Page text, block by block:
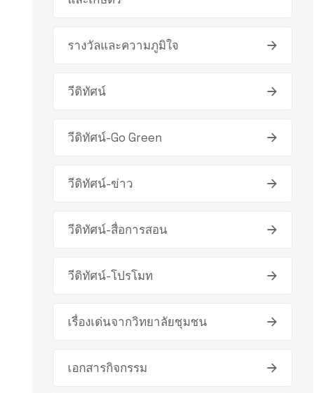
รางวัลและความภูมิใจ
วีดิทัศน์
วีดิทัศน์-Go Green
วีดิทัศน์-ข่าว
วีดิทัศน์-สื่อการสอน
วีดิทัศน์-โปรโมท
เรื่องเด่นจากวิทยาลัยชุมชน
เอกสารกิจกรรม